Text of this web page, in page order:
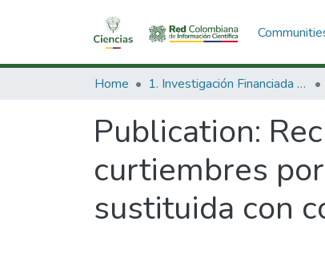
Home 1. Investigación Financiada con Recursos Públicos
Publication:
curtiembres
sustituida con